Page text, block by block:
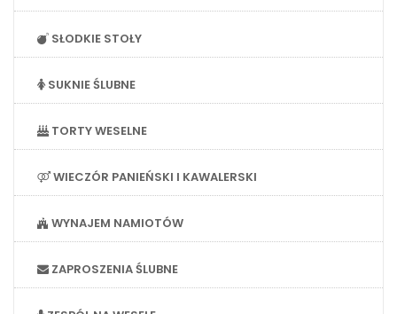
SŁODKIE STOŁY
SUKNIE ŚLUBNE
TORTY WESELNE
WIECZÓR PANIEŃSKI I KAWALERSKI
WYNAJEM NAMIOTÓW
ZAPROSZENIA ŚLUBNE